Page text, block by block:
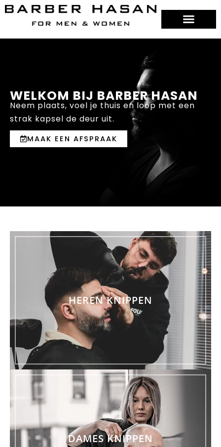
Ga
WELKOM BIJ BARBER HASAN
Neem plaats, voel je thuis en loop met een
strak kapsel de deur uit.
MAAK EEN AFSPRAAK
HEREN KNIPPEN
DAMES KNIPPEN